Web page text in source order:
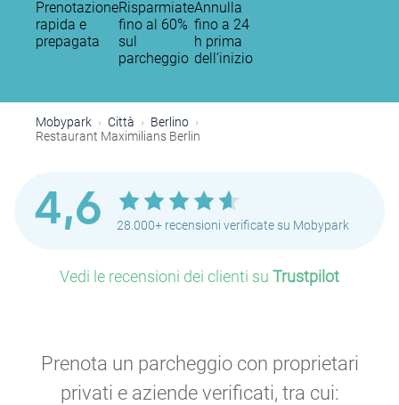
Prenotazione
rapida e
prepagata
Risparmiate
fino al 60%
sul
parcheggio
Annulla
fino a 24
h prima
dell’inizio
Mobypark Città
Berlino
Restaurant Maximilians Berlin
4,6 28.000+ recensioni verificate su Mobypark
Vedi le recensioni dei clienti su Trustpilot
Prenota un parcheggio con proprietari
privati e aziende verificati, tra cui:
P